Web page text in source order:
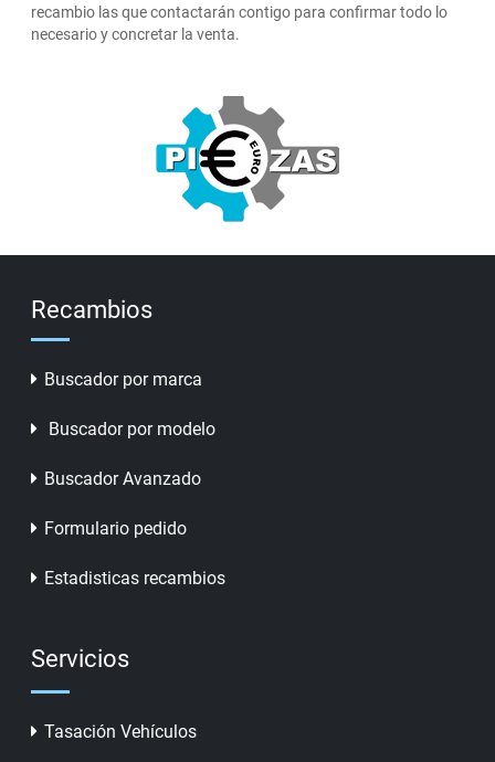
recambio las que contactarán contigo para confirmar todo lo
necesario y concretar la venta.
Recambios
Buscador por marca
Buscador por modelo
Buscador Avanzado
Formulario pedido
Estadisticas recambios
Servicios
Tasación Vehículos